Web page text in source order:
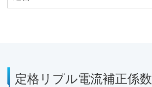
定格リプル電流補正係数